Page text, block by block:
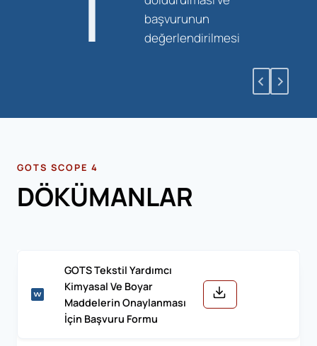
başvurunun
değerlendirilmesi
GOTS SCOPE 4
DÖKÜMANLAR
GOTS Tekstil Yardımcı
Kimyasal Ve Boyar
Maddelerin Onaylanması
İçin Başvuru Formu